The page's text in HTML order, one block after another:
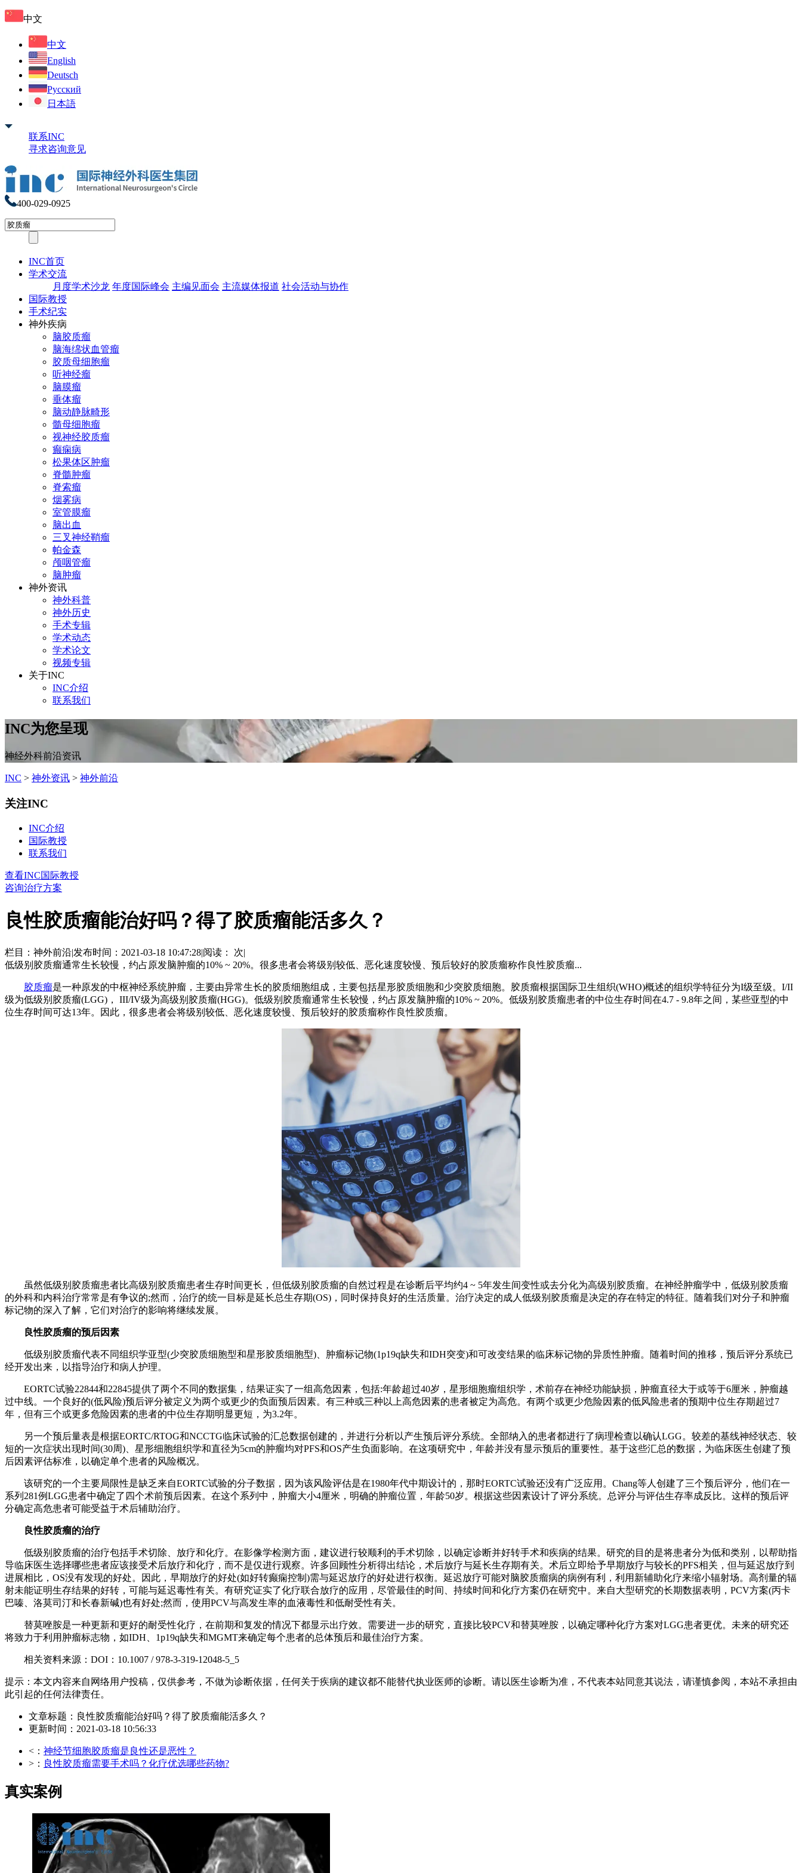
中文
中文
English
Deutsch
Русский
日本語
联系INC
寻求咨询意见
400-029-0925
INC首页
学术交流
月度学术沙龙 年度国际峰会 主编见面会 主流媒体报道 社会活动与协作
国际教授
手术纪实
神外疾病
脑胶质瘤
脑海绵状血管瘤
胶质母细胞瘤
听神经瘤
脑膜瘤
垂体瘤
脑动静脉畸形
髓母细胞瘤
视神经胶质瘤
癫痫病
松果体区肿瘤
脊髓肿瘤
脊索瘤
烟雾病
室管膜瘤
脑出血
三叉神经鞘瘤
帕金森
颅咽管瘤
脑肿瘤
神外资讯
神外科普
神外历史
手术专辑
学术动态
学术论文
视频专辑
关于INC
INC介绍
联系我们
INC为您呈现
神经外科前沿资讯
INC > 神外资讯 > 神外前沿
关注INC
INC介绍
国际教授
联系我们
查看INC国际教授
咨询治疗方案
良性胶质瘤能治好吗？得了胶质瘤能活多久？
栏目：神外前沿|发布时间：2021-03-18 10:47:28|阅读： 次|
低级别胶质瘤通常生长较慢，约占原发脑肿瘤的10% ~ 20%。很多患者会将级别较低、恶化速度较慢、预后较好的胶质瘤称作良性胶质瘤...
胶质瘤是一种原发的中枢神经系统肿瘤，主要由异常生长的胶质细胞组成，主要包括星形胶质细胞和少突胶质细胞。胶质瘤根据国际卫生组织(WHO)概述的组织学特征分为I级至级。I/II
级为低级别胶质瘤(LGG)， III/IV级为高级别胶质瘤(HGG)。低级别胶质瘤通常生长较慢，约占原发脑肿瘤的10% ~ 20%。低级别胶质瘤患者的中位生存时间在4.7 - 9.8年之间，某些亚型的中
位生存时间可达13年。因此，很多患者会将级别较低、恶化速度较慢、预后较好的胶质瘤称作良性胶质瘤。
虽然低级别胶质瘤患者比高级别胶质瘤患者生存时间更长，但低级别胶质瘤的自然过程是在诊断后平均约4 ~ 5年发生间变性或去分化为高级别胶质瘤。在神经肿瘤学中，低级别胶质瘤
的外科和内科治疗常常是有争议的;然而，治疗的统一目标是延长总生存期(OS)，同时保持良好的生活质量。治疗决定的成人低级别胶质瘤是决定的存在特定的特征。随着我们对分子和肿瘤
标记物的深入了解，它们对治疗的影响将继续发展。
良性胶质瘤的预后因素
低级别胶质瘤代表不同组织学亚型(少突胶质细胞型和星形胶质细胞型)、肿瘤标记物(1p19q缺失和IDH突变)和可改变结果的临床标记物的异质性肿瘤。随着时间的推移，预后评分系统已
经开发出来，以指导治疗和病人护理。
EORTC试验22844和22845提供了两个不同的数据集，结果证实了一组高危因素，包括:年龄超过40岁，星形细胞瘤组织学，术前存在神经功能缺损，肿瘤直径大于或等于6厘米，肿瘤越
过中线。一个良好的(低风险)预后评分被定义为两个或更少的负面预后因素。有三种或三种以上高危因素的患者被定为高危。有两个或更少危险因素的低风险患者的预期中位生存期超过7
年，但有三个或更多危险因素的患者的中位生存期明显更短，为3.2年。
另一个预后量表是根据EORTC/RTOG和NCCTG临床试验的汇总数据创建的，并进行分析以产生预后评分系统。全部纳入的患者都进行了病理检查以确认LGG。较差的基线神经状态、较
短的一次症状出现时间(30周)、星形细胞组织学和直径为5cm的肿瘤均对PFS和OS产生负面影响。在这项研究中，年龄并没有显示预后的重要性。基于这些汇总的数据，为临床医生创建了预
后因素评估标准，以确定单个患者的风险概况。
该研究的一个主要局限性是缺乏来自EORTC试验的分子数据，因为该风险评估是在1980年代中期设计的，那时EORTC试验还没有广泛应用。Chang等人创建了三个预后评分，他们在一
系列281例LGG患者中确定了四个术前预后因素。在这个系列中，肿瘤大小4厘米，明确的肿瘤位置，年龄50岁。根据这些因素设计了评分系统。总评分与评估生存率成反比。这样的预后评
分确定高危患者可能受益于术后辅助治疗。
良性胶质瘤的治疗
低级别胶质瘤的治疗包括手术切除、放疗和化疗。在影像学检测方面，建议进行较顺利的手术切除，以确定诊断并好转手术和疾病的结果。研究的目的是将患者分为低和类别，以帮助指
导临床医生选择哪些患者应该接受术后放疗和化疗，而不是仅进行观察。许多回顾性分析得出结论，术后放疗与延长生存期有关。术后立即给予早期放疗与较长的PFS相关，但与延迟放疗到
进展相比，OS没有发现的好处。因此，早期放疗的好处(如好转癫痫控制)需与延迟放疗的好处进行权衡。延迟放疗可能对脑胶质瘤病的病例有利，利用新辅助化疗来缩小辐射场。高剂量的辐
射未能证明生存结果的好转，可能与延迟毒性有关。有研究证实了化疗联合放疗的应用，尽管最佳的时间、持续时间和化疗方案仍在研究中。来自大型研究的长期数据表明，PCV方案(丙卡
巴嗪、洛莫司汀和长春新碱)也有好处;然而，使用PCV与高发生率的血液毒性和低耐受性有关。
替莫唑胺是一种更新和更好的耐受性化疗，在前期和复发的情况下都显示出疗效。需要进一步的研究，直接比较PCV和替莫唑胺，以确定哪种化疗方案对LGG患者更优。未来的研究还
将致力于利用肿瘤标志物，如IDH、1p19q缺失和MGMT来确定每个患者的总体预后和最佳治疗方案。
相关资料来源：DOI：10.1007 / 978-3-319-12048-5_5
提示：本文内容来自网络用户投稿，仅供参考，不做为诊断依据，任何关于疾病的建议都不能替代执业医师的诊断。请以医生诊断为准，不代表本站同意其说法，请谨慎参阅，本站不承担由
此引起的任何法律责任。
文章标题：良性胶质瘤能治好吗？得了胶质瘤能活多久？
更新时间：2021-03-18 10:56:33
<： 神经节细胞胶质瘤是良性还是恶性？
>： 良性胶质瘤需要手术吗？化疗优选哪些药物?
真实案例